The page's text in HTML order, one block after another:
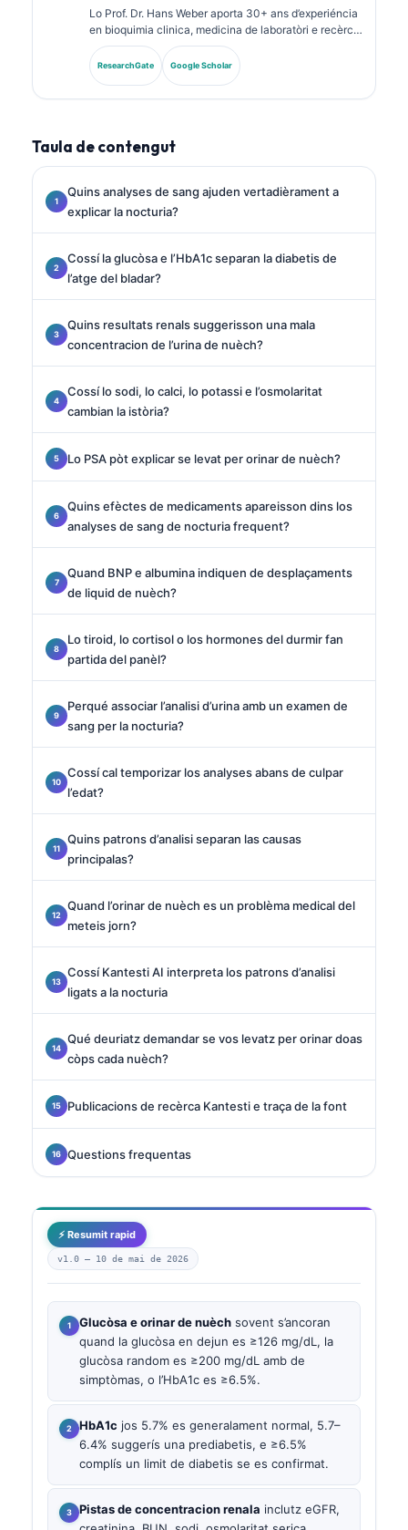
Lo Prof. Dr. Hans Weber aporta 30+ ans d’experiéncia
en bioquimia clinica, medicina de laboratòri e recèrca
sus biomarcadors. Ancià President de la Societat
Alemana de Quimia Clinica, se especializa dins
l’analisi de panèls diagnostics, la standardizacion dels
ResearchGate Google Scholar
Taula de contengut
Quins analyses de sang ajuden vertadièrament a
explicar la nocturia?
Cossí la glucòsa e l’HbA1c separan la diabetis de
l’atge del bladar?
Quins resultats renals suggerisson una mala
concentracion de l’urina de nuèch?
Cossí lo sodi, lo calci, lo potassi e l’osmolaritat
cambian la istòria?
Lo PSA pòt explicar se levat per orinar de nuèch?
Quins efèctes de medicaments apareisson dins los
analyses de sang de nocturia frequent?
Quand BNP e albumina indiquen de desplaçaments
de liquid de nuèch?
Lo tiroid, lo cortisol o los hormones del durmir fan
partida del panèl?
Perqué associar l’analisi d’urina amb un examen de
sang per la nocturia?
Cossí cal temporizar los analyses abans de culpar
l’edat?
Quins patrons d’analisi separan las causas
principalas?
Quand l’orinar de nuèch es un problèma medical del
meteis jorn?
Cossí Kantesti AI interpreta los patrons d’analisi
ligats a la nocturia
Qué deuriatz demandar se vos levatz per orinar doas
còps cada nuèch?
Publicacions de recèrca Kantesti e traça de la font
Questions frequentas
⚡ Resumit rapid
v1.0 — 10 de mai de 2026
Glucòsa e orinar de nuèch sovent s’ancoran
quand la glucòsa en dejun es ≥126 mg/dL, la
glucòsa random es ≥200 mg/dL amb de
simptòmas, o l’HbA1c es ≥6.5%.
HbA1c jos 5.7% es generalament normal, 5.7–
6.4% suggerís una prediabetis, e ≥6.5%
complís un limit de diabetis se es confirmat.
Pistas de concentracion renala inclutz eGFR,